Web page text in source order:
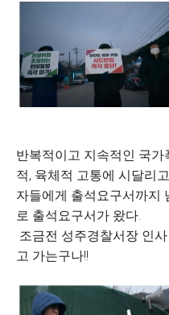
반복적이고 지속적인 국
적, 육체적 고통에 시달리
자들에게 출석요구서까지
로 출석요구서가 왔다.
조금전 성주경찰서장 인
고 가는구나!!